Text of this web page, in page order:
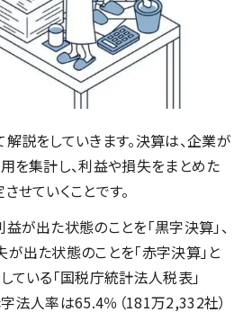
説をしていきます。決算は、企業が
を集計し、利益や損失をまとめた
せていくことです。
が出た状態のことを「黒字決算」、
出た状態のことを「赤字決算」と
ている「国税庁統計法人税表」
字法人率は65.4％（181万2,332社）